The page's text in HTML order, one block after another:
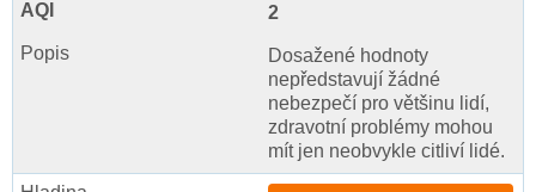
2
Dosažené hodnoty
nepředstavují žádné
nebezpečí pro většinu lidí,
zdravotní problémy mohou
mít jen neobvykle citliví lidé.